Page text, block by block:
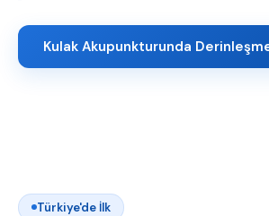
Kulak Akupunkturunda
Türkiye'de İlk